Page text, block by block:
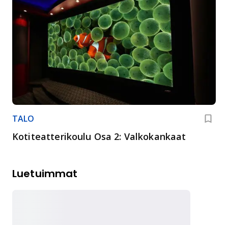
TALO
Kotiteatterikoulu Osa 2: Valkokankaat
Luetuimmat